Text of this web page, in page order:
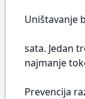
Uništavanje
sata. Jedan
najmanje
Prevencija